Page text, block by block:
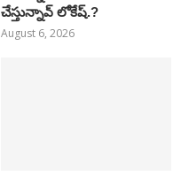
చేస్తున్నావ్ లోకేష్.?
August 6, 2026